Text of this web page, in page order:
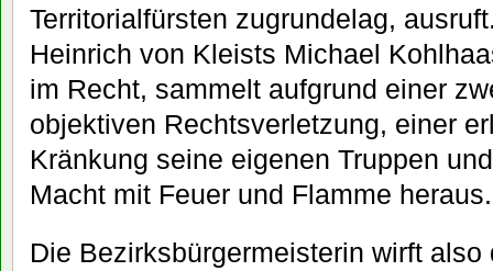
Territorialfürsten zugrundelag,
Heinrich von Kleists Michael
im Recht, sammelt aufgrund einer
objektiven Rechtsverletzung, einer
Kränkung seine eigenen Truppen
Macht mit Feuer und Flamme heraus.
Die Bezirksbürgermeisterin wirft also